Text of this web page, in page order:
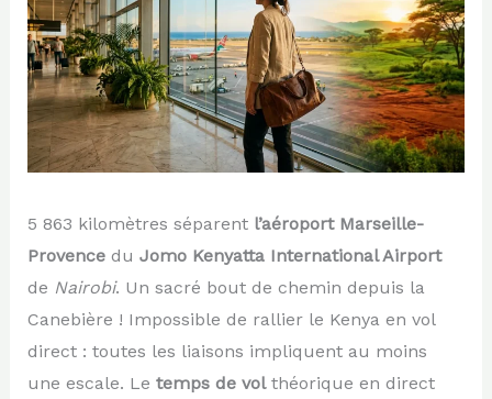
5 863 kilomètres séparent l’aéroport Marseille-
Provencedu Jomo Kenyatta International Airport
de Nairobi. Un sacré bout de chemin depuis la
Canebière ! Impossible de rallier le Kenya en vol
direct : toutes les liaisons impliquent au moins
une escale. Le temps de volthéorique en direct